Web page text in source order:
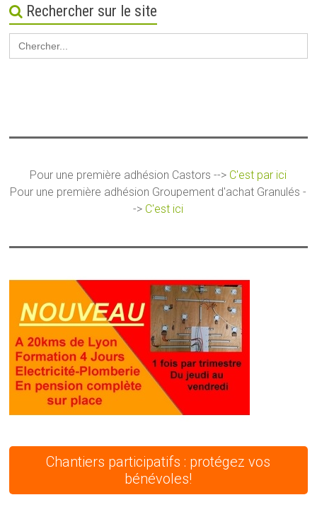
Rechercher sur le site
Search
for:
Pour une première adhésion Castors --> C'est par ici
Pour une première adhésion Groupement d'achat Granulés -
-> C'est ici
Chantiers participatifs : protégez vos
bénévoles!